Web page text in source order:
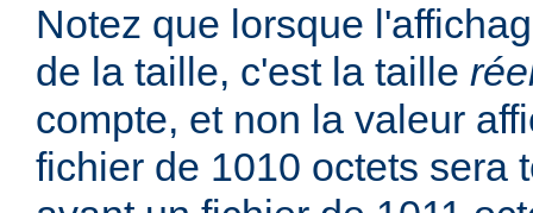
Notez que lorsque
de la taille, c'est la taille
compte, et non la valeur
fichier de 1010 octets sera